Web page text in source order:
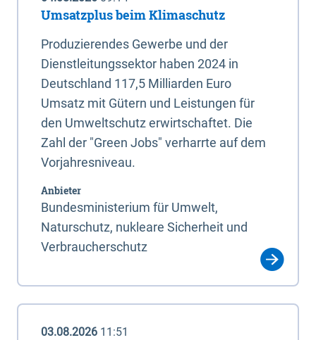
Umsatzplus beim Klimaschutz
Produzierendes Gewerbe und der
Dienstleitungssektor haben 2024 in
Deutschland 117,5 Milliarden Euro
Umsatz mit Gütern und Leistungen für
den Umweltschutz erwirtschaftet. Die
Zahl der "Green Jobs" verharrte auf dem
Vorjahresniveau.
Anbieter
Bundesministerium für Umwelt,
Naturschutz, nukleare Sicherheit und
Verbraucherschutz
03.08.2026 11:51